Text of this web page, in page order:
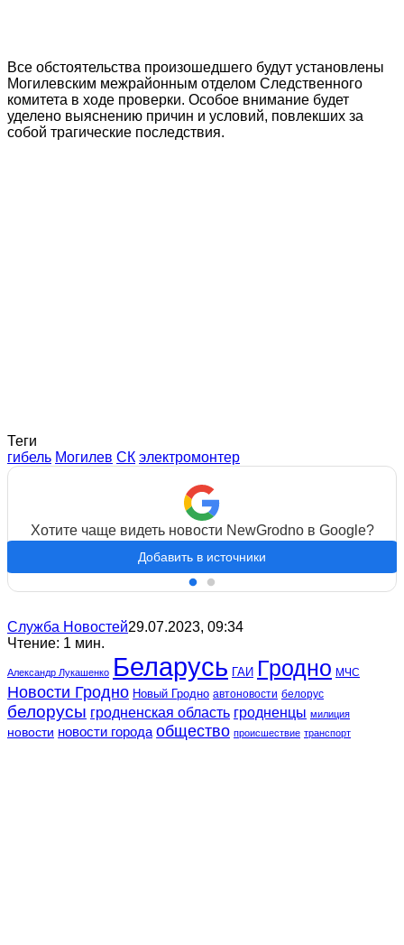
Все обстоятельства произошедшего будут установлены
Могилевским межрайонным отделом Следственного
комитета в ходе проверки. Особое внимание будет
уделено выяснению причин и условий, повлекших за
собой трагические последствия.
Теги
гибель Могилев СК электромонтер
Хотите чаще видеть новости NewGrodno в Google?
Добавить в источники
Служба Новостей29.07.2023, 09:34
Чтение: 1 мин.
Александр Лукашенко Беларусь ГАИ Гродно МЧС
Новости Гродно Новый Гродно автоновости белорус
белорусы гродненская область гродненцы милиция
новости новости города общество происшествие транспорт